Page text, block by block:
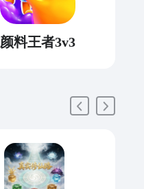
颜料王者3v3